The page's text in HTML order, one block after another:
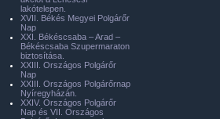
lakótelepen.
XVII. Békés Megyei Polgárőr
Nap
XXI. Békéscsaba – Arad –
Békéscsaba Szupermaraton
biztosítása.
XXIII. Országos Polgárőr
Nap
XXIII. Országos Polgárőrnap
Nyíregyházán.
XXIV. Országos Polgárőr
Nap és VII. Országos